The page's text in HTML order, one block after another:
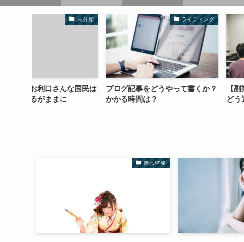
ライティング
ブログ記事をどうやって書くか？
かかる時間は？
【副業準備中】講座やセ
自己啓発